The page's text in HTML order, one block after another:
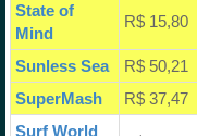
State of
Mind
R$ 15,80
Sunless Sea R$ 50,21
SuperMash
R$ 37,47
Surf World